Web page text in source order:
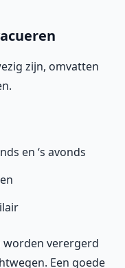
zijn, omvatten
en ‘s avonds
worden verergerd
Een goede